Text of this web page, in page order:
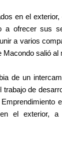
en el
a ofrecer sus
a varios
Macondo salió al
de un
de
el exterior, a